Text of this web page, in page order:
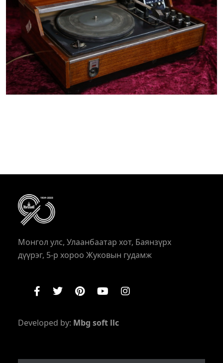
Монгол улс, Улаанбаатар хот, Баянзүрх
дүүрэг, 5-р хороо Жуковын гудамж
Developed by: Mbg soft llc